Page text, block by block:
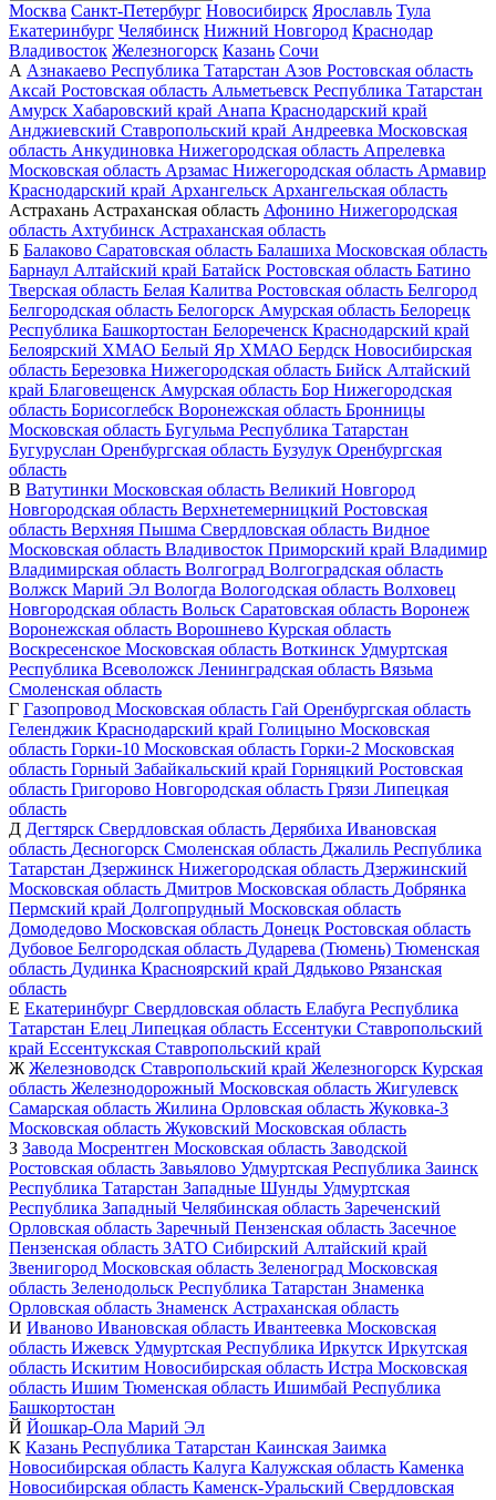
Москва Санкт-Петербург Новосибирск Ярославль Тула
Екатеринбург Челябинск Нижний Новгород Краснодар
Владивосток Железногорск Казань Сочи
А Азнакаево Республика Татарстан Азов Ростовская область
Аксай Ростовская область Альметьевск Республика Татарстан
Амурск Хабаровский край Анапа Краснодарский край
Анджиевский Ставропольский край Андреевка Московская
область Анкудиновка Нижегородская область Апрелевка
Московская область Арзамас Нижегородская область Армавир
Краснодарский край Архангельск Архангельская область
Астрахань Астраханская область Афонино Нижегородская
область Ахтубинск Астраханская область
Б Балаково Саратовская область Балашиха Московская область
Барнаул Алтайский край Батайск Ростовская область Батино
Тверская область Белая Калитва Ростовская область Белгород
Белгородская область Белогорск Амурская область Белорецк
Республика Башкортостан Белореченск Краснодарский край
Белоярский ХМАО Белый Яр ХМАО Бердск Новосибирская
область Березовка Нижегородская область Бийск Алтайский
край Благовещенск Амурская область Бор Нижегородская
область Борисоглебск Воронежская область Бронницы
Московская область Бугульма Республика Татарстан
Бугуруслан Оренбургская область Бузулук Оренбургская
область
В Ватутинки Московская область Великий Новгород
Новгородская область Верхнетемерницкий Ростовская
область Верхняя Пышма Свердловская область Видное
Московская область Владивосток Приморский край Владимир
Владимирская область Волгоград Волгоградская область
Волжск Марий Эл Вологда Вологодская область Волховец
Новгородская область Вольск Саратовская область Воронеж
Воронежская область Ворошнево Курская область
Воскресенское Московская область Воткинск Удмуртская
Республика Всеволожск Ленинградская область Вязьма
Смоленская область
Г Газопровод Московская область Гай Оренбургская область
Геленджик Краснодарский край Голицыно Московская
область Горки-10 Московская область Горки-2 Московская
область Горный Забайкальский край Горняцкий Ростовская
область Григорово Новгородская область Грязи Липецкая
область
Д Дегтярск Свердловская область Дерябиха Ивановская
область Десногорск Смоленская область Джалиль Республика
Татарстан Дзержинск Нижегородская область Дзержинский
Московская область Дмитров Московская область Добрянка
Пермский край Долгопрудный Московская область
Домодедово Московская область Донецк Ростовская область
Дубовое Белгородская область Дударева (Тюмень) Тюменская
область Дудинка Красноярский край Дядьково Рязанская
область
Е Екатеринбург Свердловская область Елабуга Республика
Татарстан Елец Липецкая область Ессентуки Ставропольский
край Ессентукская Ставропольский край
Ж Железноводск Ставропольский край Железногорск Курская
область Железнодорожный Московская область Жигулевск
Самарская область Жилина Орловская область Жуковка-3
Московская область Жуковский Московская область
З Завода Мосрентген Московская область Заводской
Ростовская область Завьялово Удмуртская Республика Заинск
Республика Татарстан Западные Шунды Удмуртская
Республика Западный Челябинская область Зареченский
Орловская область Заречный Пензенская область Засечное
Пензенская область ЗАТО Сибирский Алтайский край
Звенигород Московская область Зеленоград Московская
область Зеленодольск Республика Татарстан Знаменка
Орловская область Знаменск Астраханская область
И Иваново Ивановская область Ивантеевка Московская
область Ижевск Удмуртская Республика Иркутск Иркутская
область Искитим Новосибирская область Истра Московская
область Ишим Тюменская область Ишимбай Республика
Башкортостан
Й Йошкар-Ола Марий Эл
К Казань Республика Татарстан Каинская Заимка
Новосибирская область Калуга Калужская область Каменка
Новосибирская область Каменск-Уральский Свердловская